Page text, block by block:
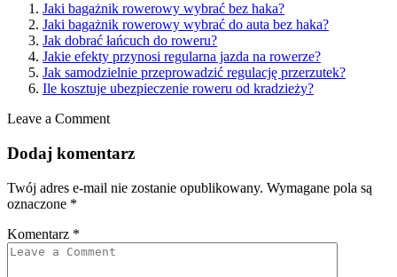
Jaki bagażnik rowerowy wybrać bez haka?
Jaki bagażnik rowerowy wybrać do auta bez haka?
Jak dobrać łańcuch do roweru?
Jakie efekty przynosi regularna jazda na rowerze?
Jak samodzielnie przeprowadzić regulację przerzutek?
Ile kosztuje ubezpieczenie roweru od kradzieży?
Leave a Comment
Dodaj komentarz
Twój adres e-mail nie zostanie opublikowany. Wymagane pola są
oznaczone *
Komentarz *